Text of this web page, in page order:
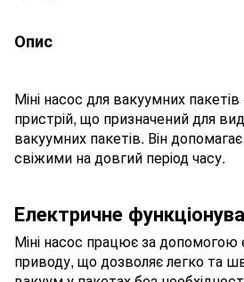
Опис
Міні насос для вакуумних
пристрій, що призначений для
вакуумних пакетів. Він
свіжими на довгий період часу.
Електричне
Міні насос працює за допомогою
приводу, що дозволяє легко та